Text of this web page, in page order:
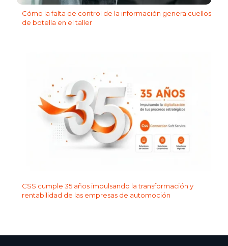
Cómo la falta de control de la información genera cuellos
de botella en el taller
CSS cumple 35 años impulsando la transformación y
rentabilidad de las empresas de automoción